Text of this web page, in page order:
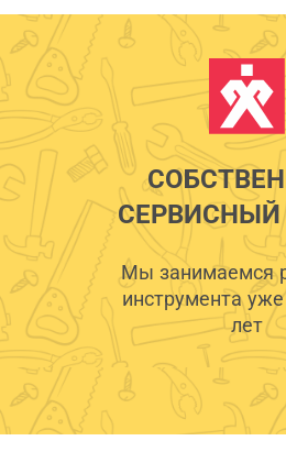
СЕРВИСНЫЙ
Мы занимаемся
инструмента
лет